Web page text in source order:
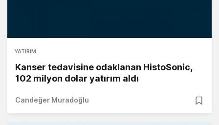
YATIRIM
Kanser tedavisine odaklanan HistoSonic,
102 milyon dolar yatırım aldı
Candeğer Muradoğlu